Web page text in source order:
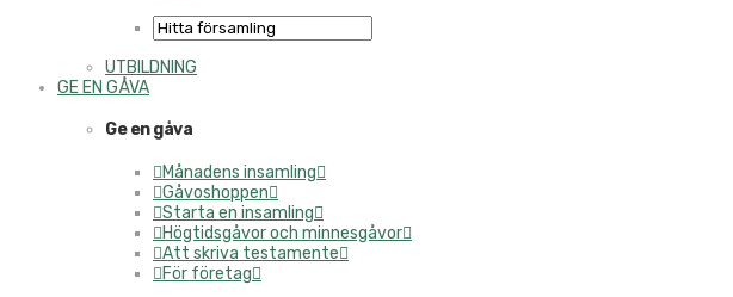
UTBILDNING
GE EN GÅVA
Ge en gåva
Månadens insamling
Gåvoshoppen
Starta en insamling
Högtidsgåvor och minnesgåvor
Att skriva testamente
För företag